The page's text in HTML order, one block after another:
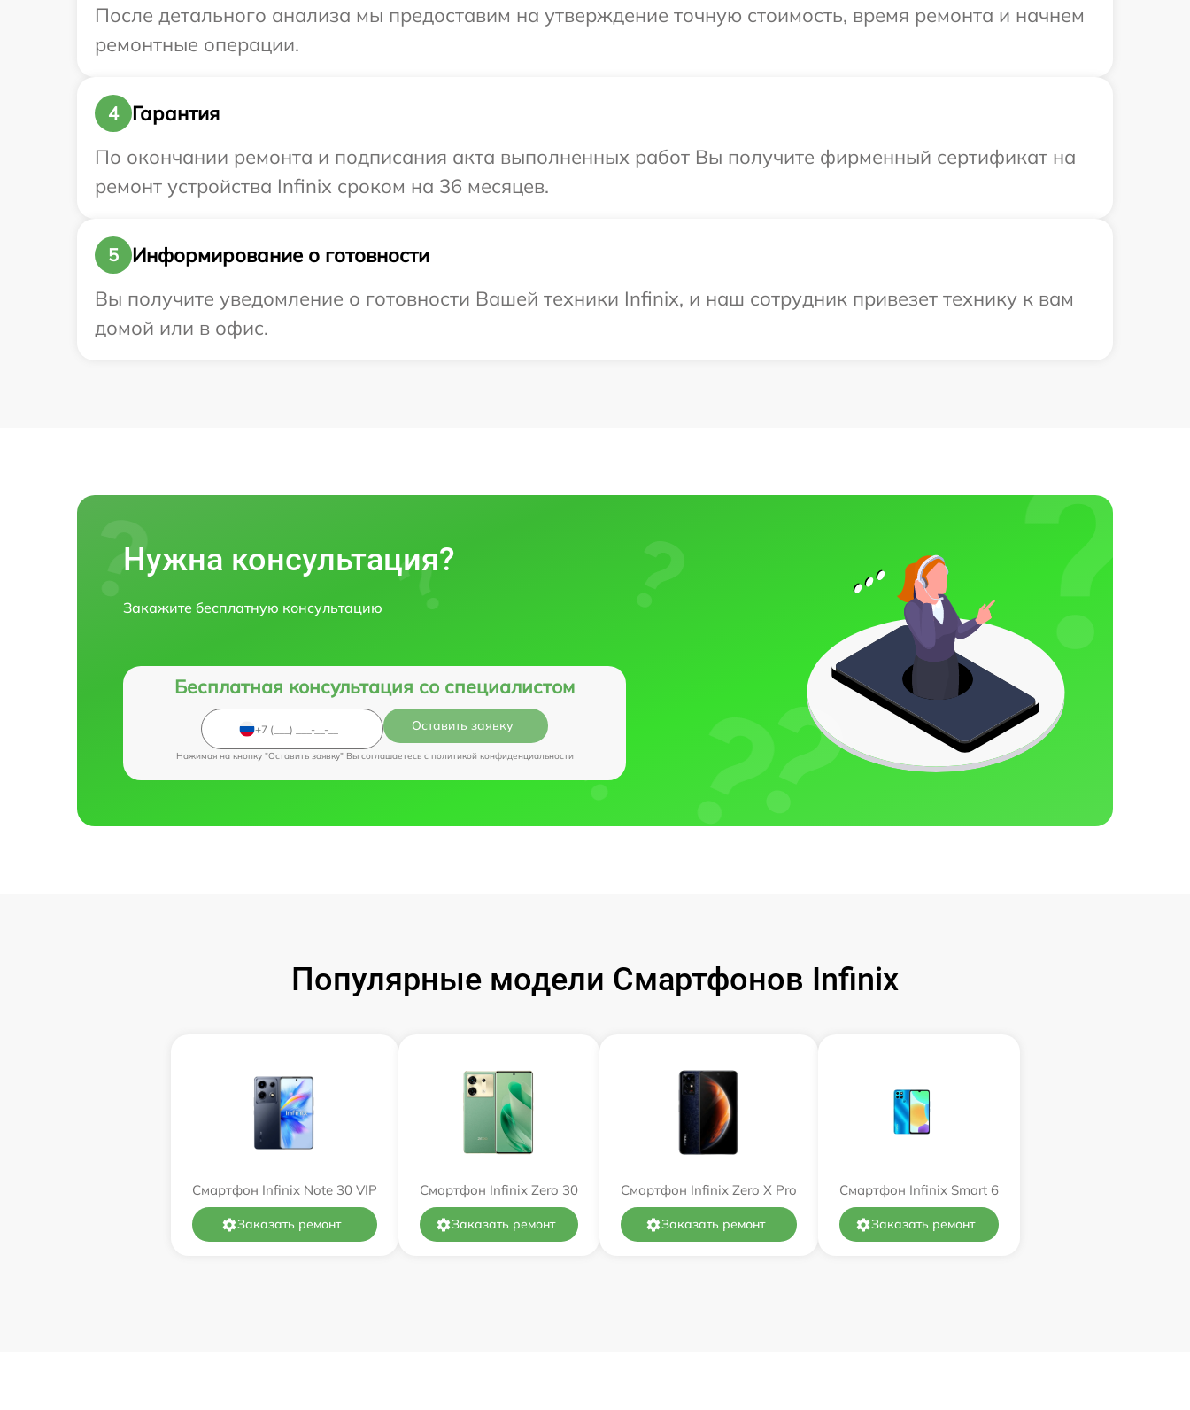
После детального анализа мы предоставим на утверждение точную стоимость, время ремонта и начнем
ремонтные операции.
4
Гарантия
По окончании ремонта и подписания акта выполненных работ Вы получите фирменный сертификат на
ремонт устройства Infinix сроком на 36 месяцев.
5
Информирование о готовности
Вы получите уведомление о готовности Вашей техники Infinix, и наш сотрудник привезет технику к вам
домой или в офис.
Нужна консультация?
Закажите бесплатную консультацию
Бесплатная консультация со специалистом
Оставить заявку
Нажимая на кнопку "Оставить заявку" Вы соглашаетесь c политикой конфиденциальности
Популярные модели Смартфонов Infinix
Смартфон Infinix Note 30 VIP
Заказать ремонт
Смартфон Infinix Zero 30
Заказать ремонт
Смартфон Infinix Zero X Pro
Заказать ремонт
Смартфон Infinix Smart 6
Заказать ремонт